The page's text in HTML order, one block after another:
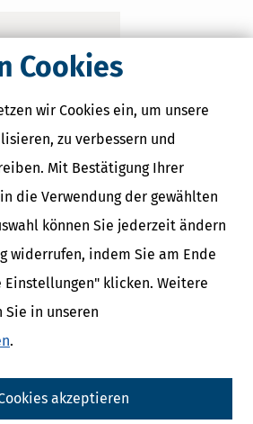
Cookies
wir Cookies ein, um unsere
zu verbessern und
Mit Bestätigung Ihrer
die Verwendung der gewählten
können Sie jederzeit ändern
widerrufen, indem Sie am Ende
Einstellungen" klicken. Weitere
in unseren
.
akzeptieren
Deutschland